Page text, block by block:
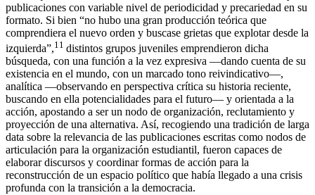
publicaciones con variable nivel de periodicidad y precariedad en su
formato. Si bien “no hubo una gran producción teórica que
comprendiera el nuevo orden y buscase grietas que explotar desde la
izquierda”,11 distintos grupos juveniles emprendieron dicha
búsqueda, con una función a la vez expresiva —dando cuenta de su
existencia en el mundo, con un marcado tono reivindicativo—,
analítica —observando en perspectiva crítica su historia reciente,
buscando en ella potencialidades para el futuro— y orientada a la
acción, apostando a ser un nodo de organización, reclutamiento y
proyección de una alternativa. Así, recogiendo una tradición de larga
data sobre la relevancia de las publicaciones escritas como nodos de
articulación para la organización estudiantil, fueron capaces de
elaborar discursos y coordinar formas de acción para la
reconstrucción de un espacio político que había llegado a una crisis
profunda con la transición a la democracia.